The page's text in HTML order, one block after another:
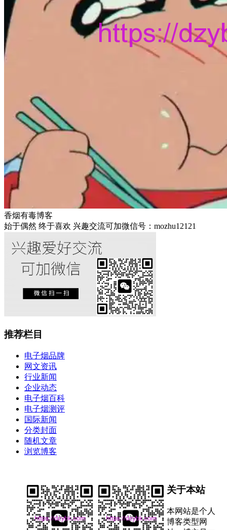
香烟有毒博客
始于偶然 终于喜欢 兴趣交流可加微信号：mozhu12121
推荐栏目
电子烟品牌
网文资讯
行业新闻
企业动态
电子烟百科
电子烟测评
国际新闻
分类封面
随机文章
浏览博客
关于本站
本网站是个人
博客类型网